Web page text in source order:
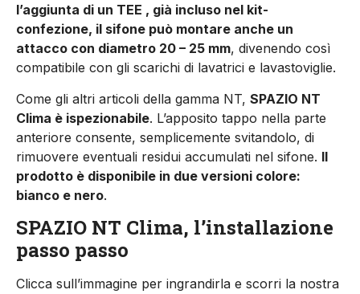
l’aggiunta di un TEE , già incluso nel kit-
confezione, il sifone può montare anche un
attacco con diametro 20 – 25 mm, divenendo così
compatibile con gli scarichi di lavatrici e lavastoviglie.
Come gli altri articoli della gamma NT, SPAZIO NT
Clima è ispezionabile. L’apposito tappo nella parte
anteriore consente, semplicemente svitandolo, di
rimuovere eventuali residui accumulati nel sifone. Il
prodotto è disponibile in due versioni colore:
bianco e nero.
SPAZIO NT Clima, l’installazione
passo passo
Clicca sull’immagine per ingrandirla e scorri la nostra